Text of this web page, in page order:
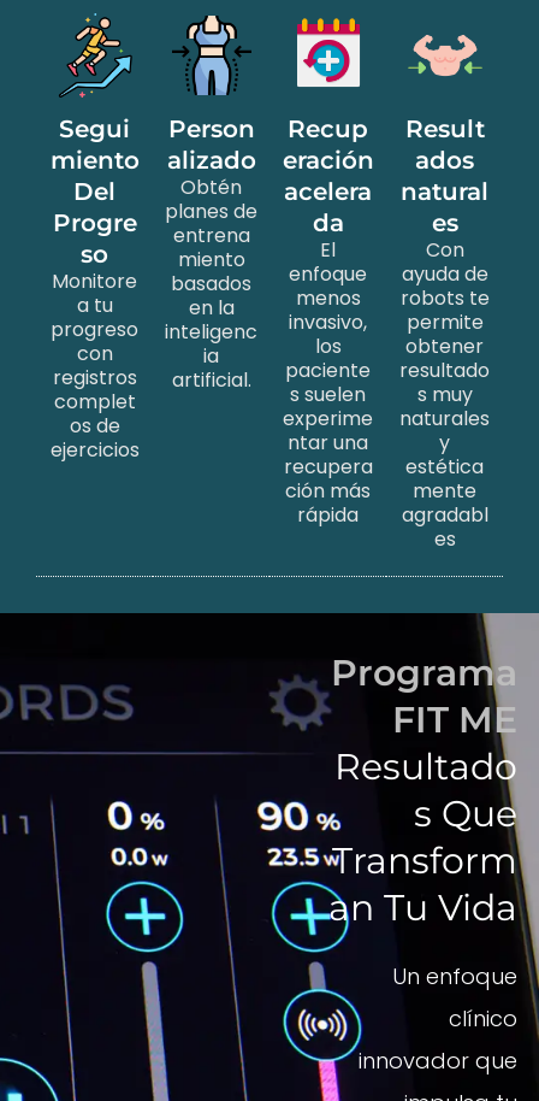
Segui
miento
Del
Progre
so
Monitore
a tu
progreso
con
registros
complet
os de
ejercicios
Person
alizado
Obtén
planes de
entrena
miento
basados
en la
inteligenc
ia
artificial.
Recup
eración
acelera
da
El
enfoque
menos
invasivo,
los
paciente
s suelen
experime
ntar una
recupera
ción más
rápida
Result
ados
natural
es
Con
ayuda de
robots te
permite
obtener
resultado
s muy
naturales
y
estética
mente
agradabl
es
Programa
FIT ME
Resultado
S Que
Transform
An Tu Vida
Un enfoque
clínico
innovador que